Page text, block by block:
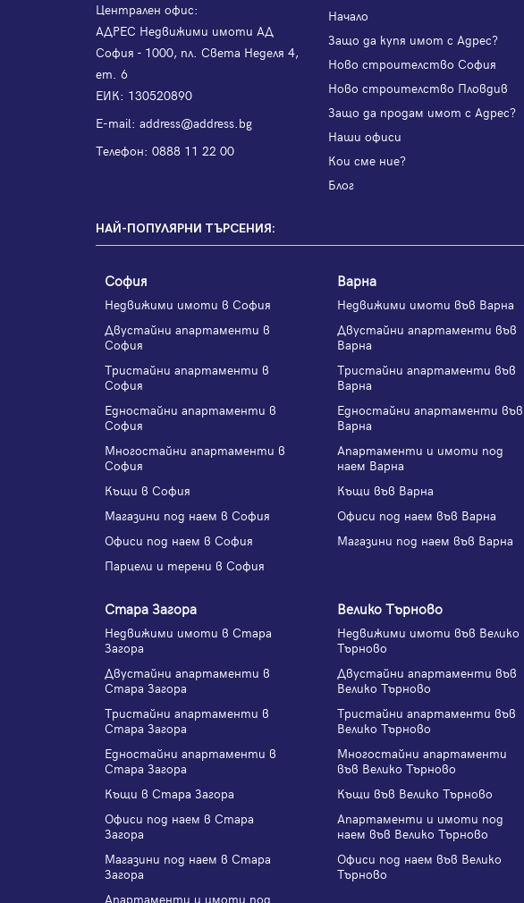
Централен офис:
АДРЕС Недвижими имоти АД
София - 1000, пл. Света Неделя 4,
ет. 6
ЕИК: 130520890
Е-mail: address@address.bg
Телефон: 0888 11 22 00
Начало
Защо да купя имот с Адрес?
Ново строителство София
Ново строителство Пловдив
Защо да продам имот с Адрес?
Наши офиси
Кои сме ние?
Блог
НАЙ-ПОПУЛЯРНИ ТЪРСЕНИЯ:
София
Недвижими имоти в София
Двустайни апартаменти в
София
Тристайни апартаменти в
София
Едностайни апартаменти в
София
Многостайни апартаменти в
София
Къщи в София
Магазини под наем в София
Офиси под наем в София
Парцели и терени в София
Варна
Недвижими имоти във Варна
Двустайни апартаменти във
Варна
Тристайни апартаменти във
Варна
Едностайни апартаменти във
Варна
Апартаменти и имоти под
наем Варна
Къщи във Варна
Офиси под наем във Варна
Магазини под наем във Варна
Стара Загора
Недвижими имоти в Стара
Загора
Двустайни апартаменти в
Стара Загора
Тристайни апартаменти в
Стара Загора
Едностайни апартаменти в
Стара Загора
Къщи в Стара Загора
Офиси под наем в Стара
Загора
Магазини под наем в Стара
Загора
Апартаменти и имоти под
Велико Търново
Недвижими имоти във Велико
Търново
Двустайни апартаменти във
Велико Търново
Тристайни апартаменти във
Велико Търново
Многостайни апартаменти
във Велико Търново
Къщи във Велико Търново
Апартаменти и имоти под
наем във Велико Търново
Офиси под наем във Велико
Търново